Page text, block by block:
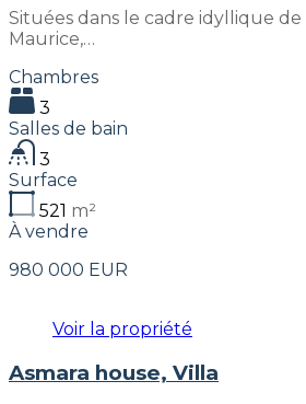
Situées dans le cadre idyllique de
Maurice,…
Chambres
3
Salles de bain
3
Surface
521 m²
À vendre
980 000 EUR
Voir la propriété
Asmara house, Villa